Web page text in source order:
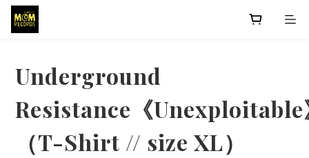
Underground
Resistance《Unexploitable
（T-Shirt // size XL）